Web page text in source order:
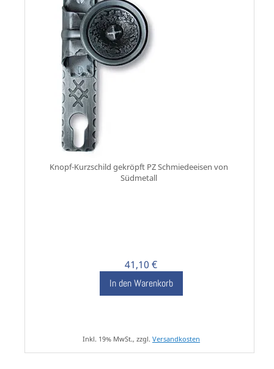
Knopf-Kurzschild gekröpft PZ Schmiedeeisen von
Südmetall
41,10 €
In den Warenkorb
Inkl. 19% MwSt., zzgl. Versandkosten